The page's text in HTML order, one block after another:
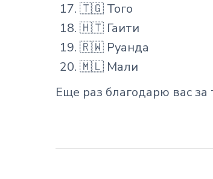
🇹🇬 Того
🇭🇹 Гаити
🇷🇼 Руанда
🇲🇱 Мали
Еще раз благодарю вас